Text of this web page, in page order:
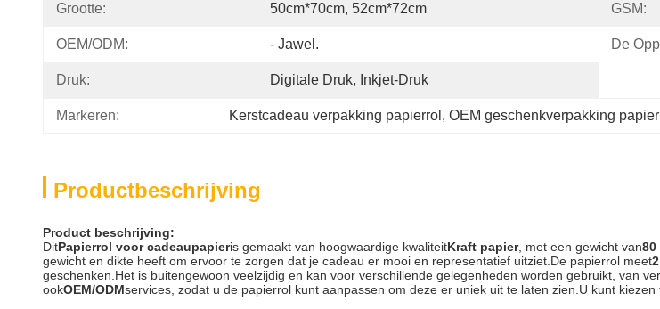
Grootte: 50cm*70cm, 52cm*72cm GSM:
OEM/ODM: - Jawel. De
Druk: Digitale Druk, Inkjet-Druk
Markeren: Kerstcadeau verpakking papierrol , OEM geschenkverpakking
Productbeschrijving
Product beschrijving:
DitPapierrol voor cadeaupapieris gemaakt van hoogwaardige kwaliteitKraft papier, met een gewicht van80
gewicht en dikte heeft om ervoor te zorgen dat je cadeau er mooi en representatief uitziet.De papierrol meet
geschenken.Het is buitengewoon veelzijdig en kan voor verschillende gelegenheden worden gebruikt, van
ookOEM/ODMservices, zodat u de papierrol kunt aanpassen om deze er uniek uit te laten zien.U kunt kiezen